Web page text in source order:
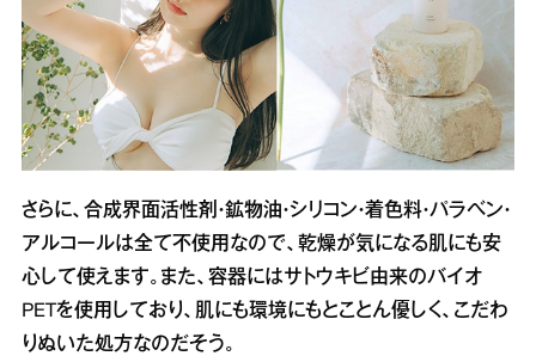
さらに、合成界面活性剤・鉱物油・シリコン・着色料・パラベン・
アルコールは全て不使用なので、乾燥が気になる肌にも安
心して使えます。また、容器にはサトウキビ由来のバイオ
PETを使用しており、肌にも環境にもとことん優しく、こだわ
りぬいた処方なのだそう。